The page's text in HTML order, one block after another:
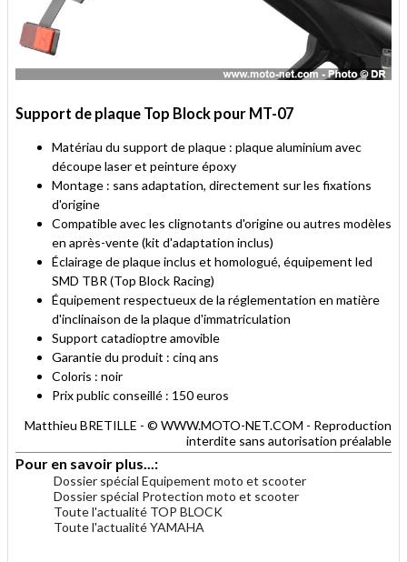
Support de plaque Top Block pour MT-07
Matériau du support de plaque : plaque aluminium avec
découpe laser et peinture époxy
Montage : sans adaptation, directement sur les fixations
d'origine
Compatible avec les clignotants d'origine ou autres modèles
en après-vente (kit d'adaptation inclus)
Éclairage de plaque inclus et homologué, équipement led
SMD TBR (Top Block Racing)
Équipement respectueux de la réglementation en matière
d'inclinaison de la plaque d'immatriculation
Support catadioptre amovible
Garantie du produit : cinq ans
Coloris : noir
Prix public conseillé : 150 euros
Matthieu BRETILLE - © WWW.MOTO-NET.COM - Reproduction
interdite sans autorisation préalable
Pour en savoir plus...:
Dossier spécial Equipement moto et scooter
Dossier spécial Protection moto et scooter
Toute l'actualité TOP BLOCK
Toute l'actualité YAMAHA